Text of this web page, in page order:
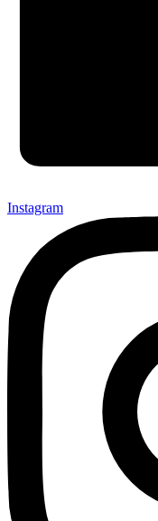
Instagram